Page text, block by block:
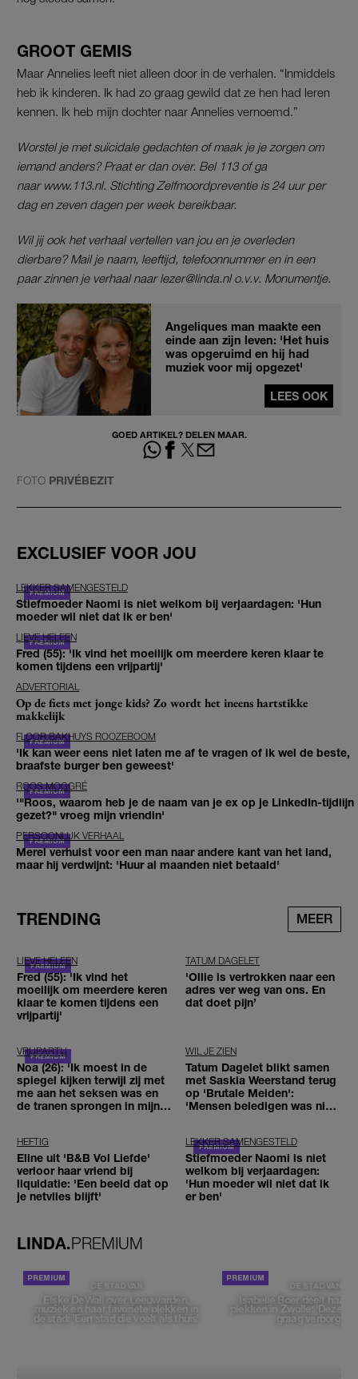
GROOT GEMIS
Maar Annelies leeft niet alleen door in de verhalen. “Inmiddels
heb ik kinderen. Ik had zo graag gewild dat ze hen had leren
kennen. Ik heb mijn dochter naar Annelies vernoemd.”
Worstel je met suïcidale gedachten of maak je je zorgen om
iemand anders? Praat er dan over. Bel 113 of ga
naar www.113.nl. Stichting Zelfmoordpreventie is 24 uur per
dag en zeven dagen per week bereikbaar.
Wil jij ook het verhaal vertellen van jou en je overleden
dierbare? Mail je naam, leeftijd, telefoonnummer en in een
paar zinnen je verhaal naar lezer@linda.nl o.v.v. Monumentje.
Angeliques man maakte een
einde aan zijn leven: 'Het huis
was opgeruimd en hij had
muziek voor mij opgezet'
LEES OOK
GOED ARTIKEL? DELEN MAAR.
FOTO PRIVÉBEZIT
EXCLUSIEF VOOR JOU
LEKKER SAMENGESTELD
Stiefmoeder Naomi is niet welkom bij verjaardagen: 'Hun
moeder wil niet dat ik er ben'
LIEVE HELEEN
Fred (55): 'Ik vind het moeilijk om meerdere keren klaar te
komen tijdens een vrijpartij'
ADVERTORIAL
Op de fiets met jonge kids? Zo wordt het ineens hartstikke
makkelijk
FLOOR BAKHUYS ROOZEBOOM
'Ik kan weer eens niet laten me af te vragen of ik wel de beste,
braafste burger ben geweest'
ROOS MOGGRÉ
'"Roos, waarom heb je de naam van je ex op je LinkedIn-tijdlijn
gezet?" vroeg mijn vriendin'
PERSOONLIJK VERHAAL
Merel verhuist voor een man naar andere kant van het land,
maar hij verdwijnt: 'Huur al maanden niet betaald'
TRENDING MEER
LIEVE HELEEN
Fred (55): 'Ik vind het
moeilijk om meerdere keren
klaar te komen tijdens een
vrijpartij'
TATUM DAGELET
'Ollie is vertrokken naar een
adres ver weg van ons. En
dat doet pijn’
VRIJPARTIJ
Noa (26): 'Ik moest in de
spiegel kijken terwijl zij met
me aan het seksen was en
de tranen sprongen in mijn
WIL JE ZIEN
Tatum Dagelet blikt samen
met Saskia Weerstand terug
op 'Brutale Meiden':
'Mensen beledigen was niet
HEFTIG
Eline uit 'B&B Vol Liefde'
verloor haar vriend bij
liquidatie: 'Een beeld dat op
je netvlies blijft'
LEKKER SAMENGESTELD
Stiefmoeder Naomi is niet
welkom bij verjaardagen:
'Hun moeder wil niet dat ik
er ben'
LINDA.PREMIUM
DE STAD VAN
Elske DeWall over Leeuwarden,
muziek en haar favoriete plekken in
de stad: 'Een stad die voelt als thuis'
DE STAD VAN
Isabelle Boer deelt haar
plekken in Zwolle: 'Deze
graag verborgen'